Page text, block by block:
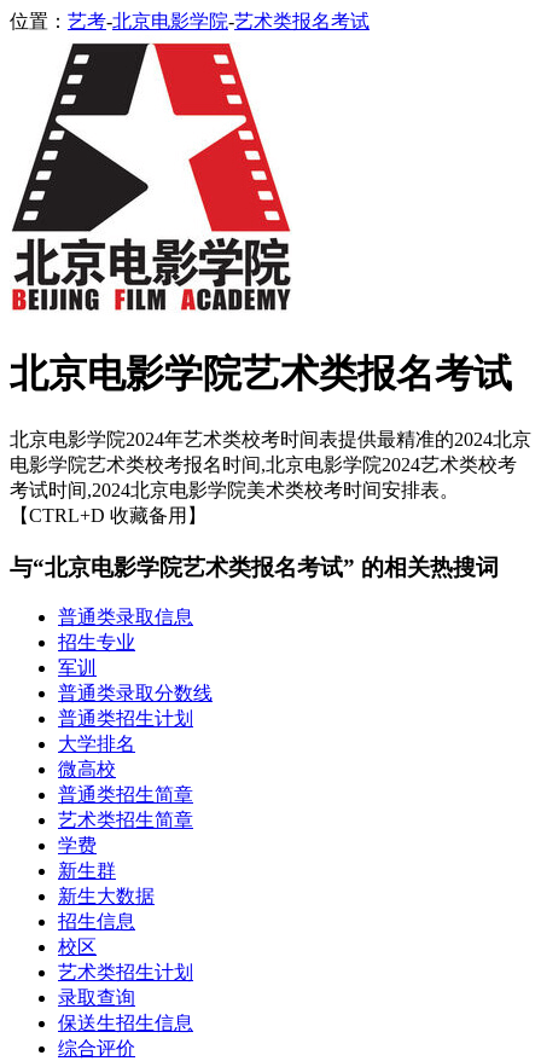
位置： 艺考-北京电影学院-艺术类报名考试
北京电影学院艺术类报名考试
北京电影学院2024年艺术类校考时间表提供最精准的2024北京
电影学院艺术类校考报名时间,北京电影学院2024艺术类校考
考试时间,2024北京电影学院美术类校考时间安排表。
【CTRL+D 收藏备用】
与“北京电影学院艺术类报名考试” 的相关热搜词
普通类录取信息
招生专业
军训
普通类录取分数线
普通类招生计划
大学排名
微高校
普通类招生简章
艺术类招生简章
学费
新生群
新生大数据
招生信息
校区
艺术类招生计划
录取查询
保送生招生信息
综合评价